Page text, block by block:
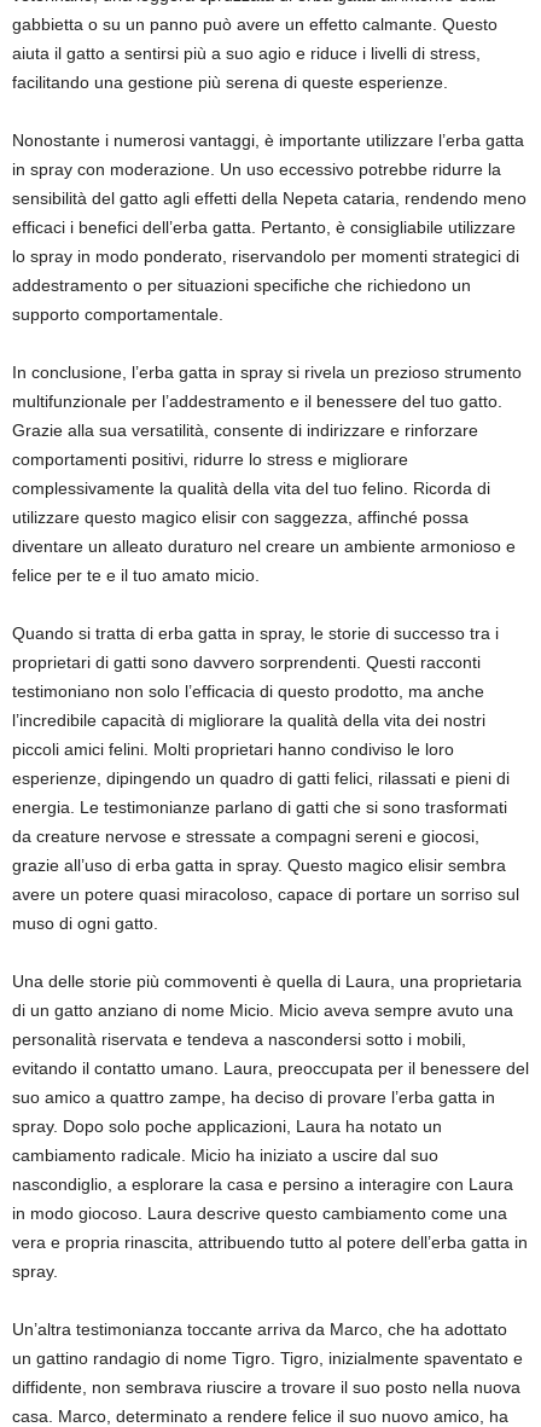
gabbietta o su un panno può avere un effetto calmante. Questo
aiuta il gatto a sentirsi più a suo agio e riduce i livelli di stress,
facilitando una gestione più serena di queste esperienze.
Nonostante i numerosi vantaggi, è importante utilizzare l’erba gatta
in spray con moderazione. Un uso eccessivo potrebbe ridurre la
sensibilità del gatto agli effetti della Nepeta cataria, rendendo meno
efficaci i benefici dell’erba gatta. Pertanto, è consigliabile utilizzare
lo spray in modo ponderato, riservandolo per momenti strategici di
addestramento o per situazioni specifiche che richiedono un
supporto comportamentale.
In conclusione, l’erba gatta in spray si rivela un prezioso strumento
multifunzionale per l’addestramento e il benessere del tuo gatto.
Grazie alla sua versatilità, consente di indirizzare e rinforzare
comportamenti positivi, ridurre lo stress e migliorare
complessivamente la qualità della vita del tuo felino. Ricorda di
utilizzare questo magico elisir con saggezza, affinché possa
diventare un alleato duraturo nel creare un ambiente armonioso e
felice per te e il tuo amato micio.
Quando si tratta di erba gatta in spray, le storie di successo tra i
proprietari di gatti sono davvero sorprendenti. Questi racconti
testimoniano non solo l’efficacia di questo prodotto, ma anche
l’incredibile capacità di migliorare la qualità della vita dei nostri
piccoli amici felini. Molti proprietari hanno condiviso le loro
esperienze, dipingendo un quadro di gatti felici, rilassati e pieni di
energia. Le testimonianze parlano di gatti che si sono trasformati
da creature nervose e stressate a compagni sereni e giocosi,
grazie all’uso di erba gatta in spray. Questo magico elisir sembra
avere un potere quasi miracoloso, capace di portare un sorriso sul
muso di ogni gatto.
Una delle storie più commoventi è quella di Laura, una proprietaria
di un gatto anziano di nome Micio. Micio aveva sempre avuto una
personalità riservata e tendeva a nascondersi sotto i mobili,
evitando il contatto umano. Laura, preoccupata per il benessere del
suo amico a quattro zampe, ha deciso di provare l’erba gatta in
spray. Dopo solo poche applicazioni, Laura ha notato un
cambiamento radicale. Micio ha iniziato a uscire dal suo
nascondiglio, a esplorare la casa e persino a interagire con Laura
in modo giocoso. Laura descrive questo cambiamento come una
vera e propria rinascita, attribuendo tutto al potere dell’erba gatta in
spray.
Un’altra testimonianza toccante arriva da Marco, che ha adottato
un gattino randagio di nome Tigro. Tigro, inizialmente spaventato e
diffidente, non sembrava riuscire a trovare il suo posto nella nuova
casa. Marco, determinato a rendere felice il suo nuovo amico, ha